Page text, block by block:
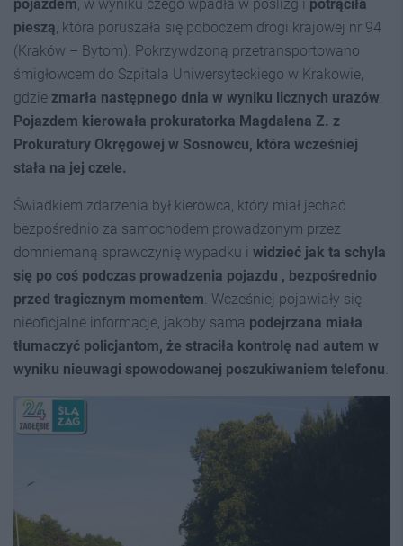
pojazdem, w wyniku czego wpadła w poślizg i potrąciła
pieszą, która poruszała się poboczem drogi krajowej nr 94
(Kraków – Bytom). Pokrzywdzoną przetransportowano
śmigłowcem do Szpitala Uniwersyteckiego w Krakowie,
gdzie zmarła następnego dnia w wyniku licznych urazów.
Pojazdem kierowała prokuratorka Magdalena Z. z
Prokuratury Okręgowej w Sosnowcu, która wcześniej
stała na jej czele.
Świadkiem zdarzenia był kierowca, który miał jechać
bezpośrednio za samochodem prowadzonym przez
domniemaną sprawczynię wypadku i widzieć jak ta schyla
się po coś podczas prowadzenia pojazdu , bezpośrednio
przed tragicznym momentem. Wcześniej pojawiały się
nieoficjalne informacje, jakoby sama podejrzana miała
tłumaczyć policjantom, że straciła kontrolę nad autem w
wyniku nieuwagi spowodowanej poszukiwaniem telefonu.